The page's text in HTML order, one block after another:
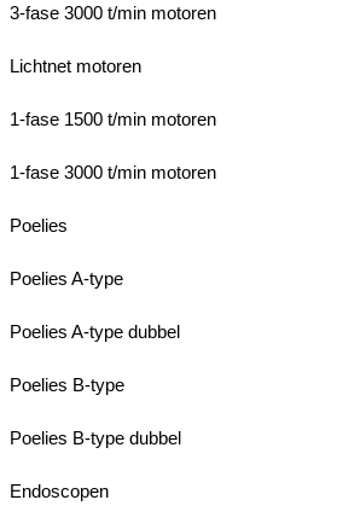
3-fase 3000 t/min motoren
Lichtnet motoren
1-fase 1500 t/min motoren
1-fase 3000 t/min motoren
Poelies
Poelies A-type
Poelies A-type dubbel
Poelies B-type
Poelies B-type dubbel
Endoscopen